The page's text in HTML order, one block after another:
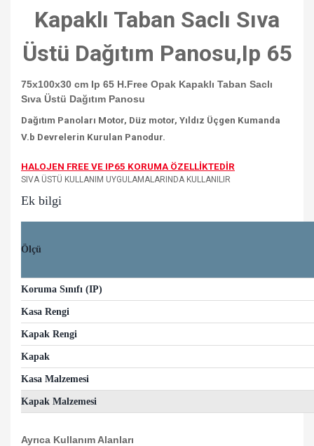
Kapaklı Taban Saclı Sıva
Üstü Dağıtım Panosu,Ip 65
75x100x30 cm Ip 65 H.Free Opak Kapaklı Taban Saclı
Sıva Üstü Dağıtım Panosu
Dağıtım Panoları Motor, Düz motor, Yıldız Üçgen Kumanda
V.b Devrelerin Kurulan Panodur.
HALOJEN FREE VE IP65 KORUMA ÖZELLİKTEDİR
SIVA ÜSTÜ KULLANIM UYGULAMALARINDA KULLANILIR
Ek bilgi
Ölçü
Koruma Sınıfı (IP)
Kasa Rengi
Kapak Rengi
Kapak
Kasa Malzemesi
Kapak Malzemesi
Ayrıca Kullanım Alanları